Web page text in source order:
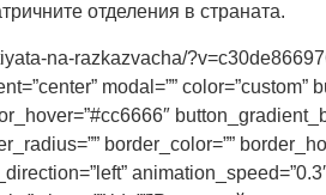
отделения в страната.
na-razkazvacha/
modal=””
border_color=””